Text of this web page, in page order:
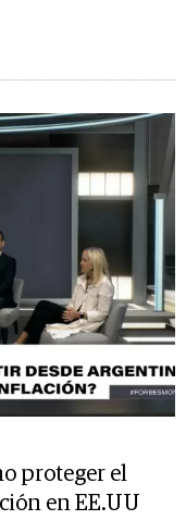
proteger el
en EE.UU